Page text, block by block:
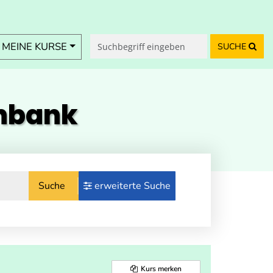
KURSE SUCHE
Suche erweiterte Suche
Kurs merken